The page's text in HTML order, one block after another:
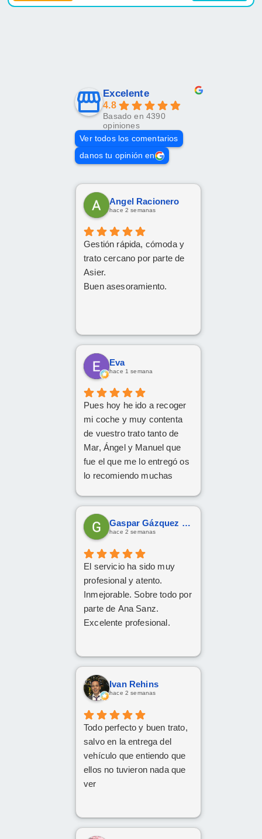
Excelente
4.8
Basado en 4390
opiniones
Ver todos los comentarios
danos tu opinión en
Angel Racionero
hace 2 semanas
Gestión rápida, cómoda y
trato cercano por parte de
Asier.
Buen asesoramiento.
Eva
hace 1 semana
Pues hoy he ido a recoger
mi coche y muy contenta
de vuestro trato tanto de
Mar, Ángel y Manuel que
fue el que me lo entregó os
lo recomiendo muchas
Gaspar Gázquez Galera
hace 2 semanas
El servicio ha sido muy
profesional y atento.
Inmejorable. Sobre todo por
parte de Ana Sanz.
Excelente profesional.
Ivan Rehins
hace 2 semanas
Todo perfecto y buen trato,
salvo en la entrega del
vehículo que entiendo que
ellos no tuvieron nada que
ver